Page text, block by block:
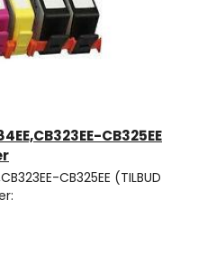
CB325EE
CB325EE (TILBUD